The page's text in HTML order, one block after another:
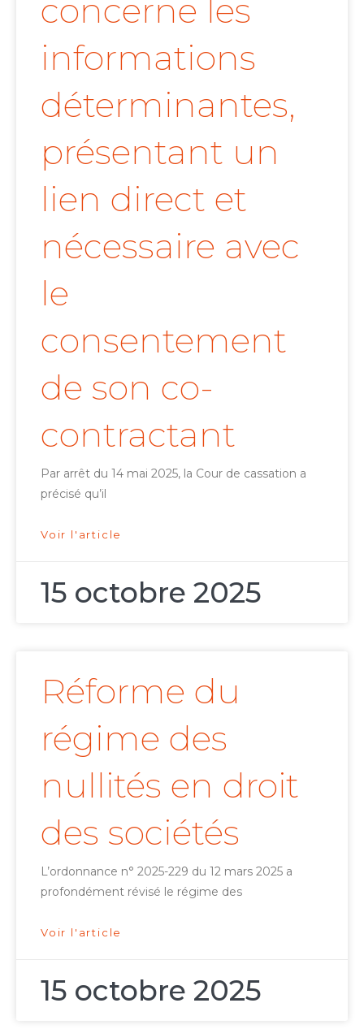
concerne les
informations
déterminantes,
présentant un
lien direct et
nécessaire avec
le
consentement
de son co-
contractant
Par arrêt du 14 mai 2025, la Cour de cassation a
précisé qu’il
Voir l'article
15 octobre 2025
Réforme du
régime des
nullités en droit
des sociétés
L’ordonnance n° 2025-229 du 12 mars 2025 a
profondément révisé le régime des
Voir l'article
15 octobre 2025